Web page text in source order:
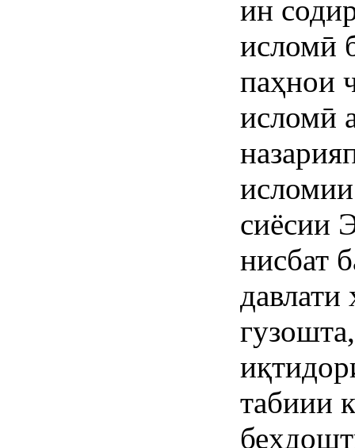
ин
исломӣ
паҳнои
исломӣ
сиёсии
нисбат
давлати
табиии